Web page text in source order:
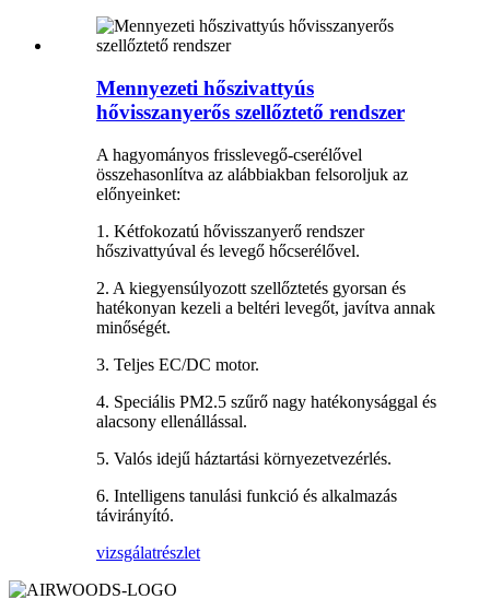
Mennyezeti hőszivattyús
hővisszanyerős szellőztető rendszer
A hagyományos frisslevegő-cserélővel
összehasonlítva az alábbiakban felsoroljuk az
előnyeinket:
1. Kétfokozatú hővisszanyerő rendszer
hőszivattyúval és levegő hőcserélővel.
2. A kiegyensúlyozott szellőztetés gyorsan és
hatékonyan kezeli a beltéri levegőt, javítva annak
minőségét.
3. Teljes EC/DC motor.
4. Speciális PM2.5 szűrő nagy hatékonysággal és
alacsony ellenállással.
5. Valós idejű háztartási környezetvezérlés.
6. Intelligens tanulási funkció és alkalmazás
távirányító.
vizsgálatrészlet